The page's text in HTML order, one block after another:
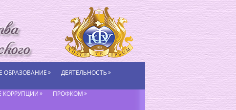
ОБРАЗОВАНИЕ» ДЕЯТЕЛЬНОСТЬ»
КОРРУПЦИИ» ПРОФКОМ»